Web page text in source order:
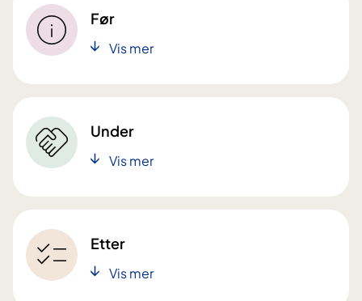
Før
Vis mer
Under
Vis mer
Etter
Vis mer